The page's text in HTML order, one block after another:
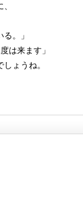
。」
は来ます」
ょうね。